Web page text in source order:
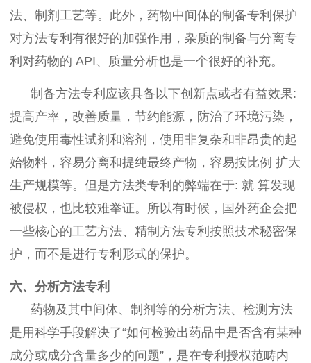
法、制剂工艺等。此外，药物中间体的制备专利保护
对方法专利有很好的加强作用，杂质的制备与分离专
利对药物的 API、质量分析也是一个很好的补充。
制备方法专利应该具备以下创新点或者有益效果:
提高产率，改善质量，节约能源，防治了环境污染，
避免使用毒性试剂和溶剂，使用非复杂和非昂贵的起
始物料，容易分离和提纯最终产物，容易按比例 扩大
生产规模等。但是方法类专利的弊端在于: 就 算发现
被侵权，也比较难举证。所以有时候，国外药企会把
一些核心的工艺方法、精制方法专利按照技术秘密保
护，而不是进行专利形式的保护。
六、分析方法专利
药物及其中间体、制剂等的分析方法、检测方法
是用科学手段解决了“如何检验出药品中是否含有某种
成分或成分含量多少的问题”，是在专利授权范畴内